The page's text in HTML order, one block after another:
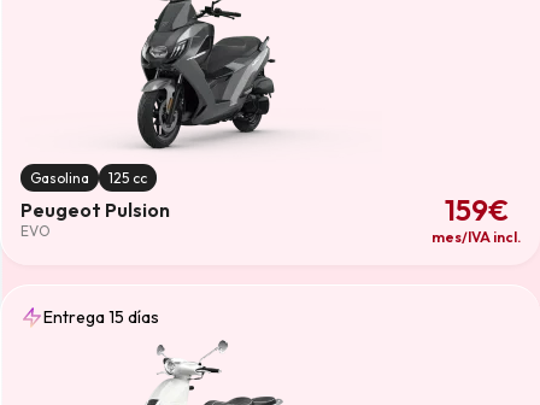
Gasolina 125 cc
Peugeot Pulsion
EVO
159€
mes/IVA incl.
Entrega 15 días